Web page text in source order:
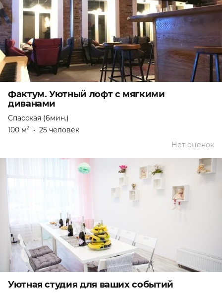
Фактум. Уютный лофт с мягкими
диванами
Спасская (6мин.)
100 м2 • 25 человек
Нет оценок
Уютная студия для ваших событий